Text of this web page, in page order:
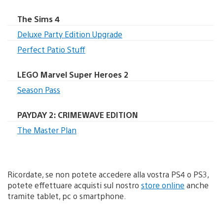
The Sims 4
Deluxe Party Edition Upgrade
Perfect Patio Stuff
LEGO Marvel Super Heroes 2
Season Pass
PAYDAY 2: CRIMEWAVE EDITION
The Master Plan
Ricordate, se non potete accedere alla vostra PS4 o PS3,
potete effettuare acquisti sul nostro store online anche
tramite tablet, pc o smartphone.